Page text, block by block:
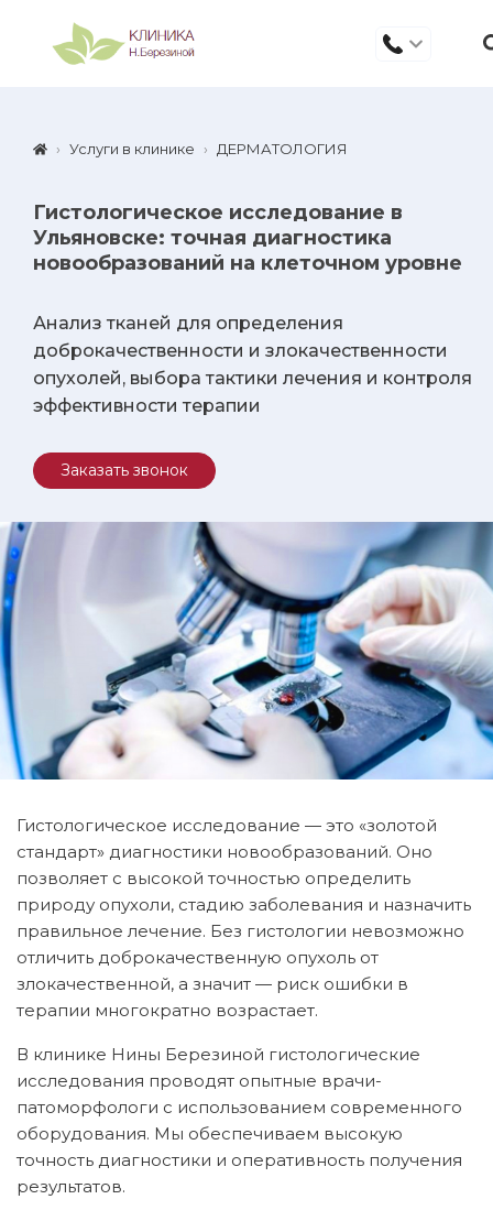
Услуги в клинике ДЕРМАТОЛОГИЯ
Гистологическое исследование в
Ульяновске: точная диагностика
новообразований на клеточном уровне
Анализ тканей для определения
доброкачественности и злокачественности
опухолей, выбора тактики лечения и контроля
эффективности терапии
Заказать звонок
Гистологическое исследование — это «золотой
стандарт» диагностики новообразований. Оно
позволяет с высокой точностью определить
природу опухоли, стадию заболевания и назначить
правильное лечение. Без гистологии невозможно
отличить доброкачественную опухоль от
злокачественной, а значит — риск ошибки в
терапии многократно возрастает.
В клинике Нины Березиной гистологические
исследования проводят опытные врачи-
патоморфологи с использованием современного
оборудования. Мы обеспечиваем высокую
точность диагностики и оперативность получения
результатов.